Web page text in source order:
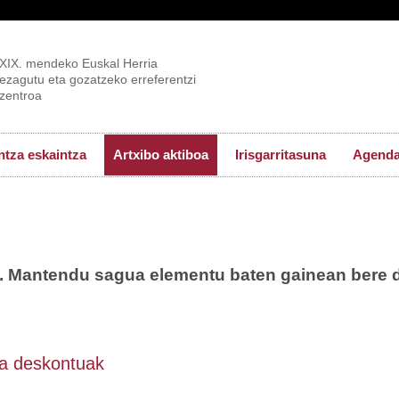
XIX. mendeko Euskal Herria
ezagutu eta gozatzeko erreferentzi
zentroa
eskaintza Artxibo aktiboa Irisgarritasuna
sagua elementu baten gainean bere
deskontuak